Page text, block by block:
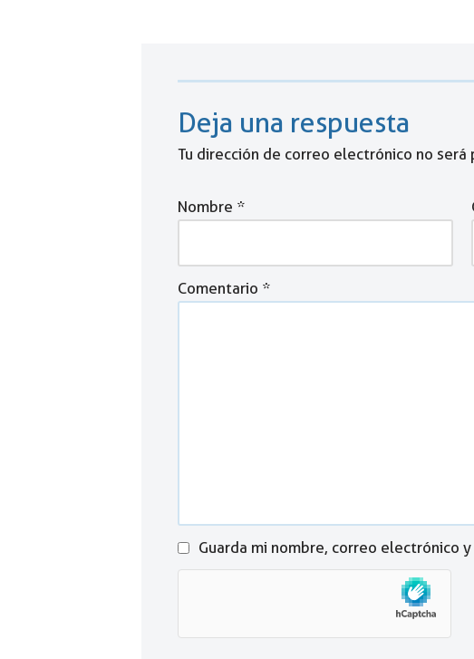
Deja una respuesta
Tu dirección de correo electrónico no será
Nombre *
Comentario *
Guarda mi nombre, correo electrónico